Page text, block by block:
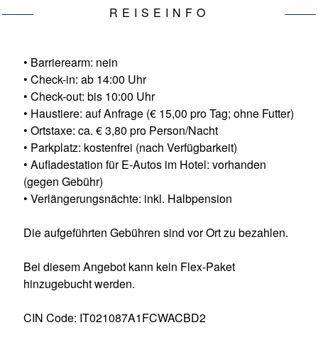
REISEINFO
• Barrierearm: nein
• Check-in: ab 14:00 Uhr
• Check-out: bis 10:00 Uhr
• Haustiere: auf Anfrage (€ 15,00 pro Tag; ohne Futter)
• Ortstaxe: ca. € 3,80 pro Person/Nacht
• Parkplatz: kostenfrei (nach Verfügbarkeit)
• Aufladestation für E-Autos im Hotel: vorhanden
(gegen Gebühr)
• Verlängerungsnächte: inkl. Halbpension
Die aufgeführten Gebühren sind vor Ort zu bezahlen.
Bei diesem Angebot kann kein Flex-Paket
hinzugebucht werden.
CIN Code: IT021087A1FCWACBD2